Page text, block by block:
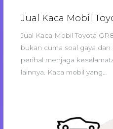
Jual Kaca Mobil
Jual Kaca Mobil Toyota
bukan cuma soal gaya
perihal menjaga
lainnya. Kaca mobil yang…